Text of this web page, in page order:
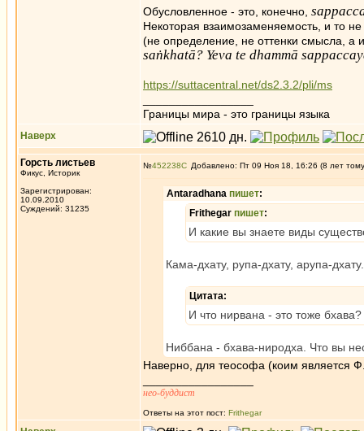
Обусловленное - это, конечно,
Некоторая взаимозаменяемость, и то
(не определение, не оттенки смысла, а
saṅkhatā? Yeva te dhammā
https://suttacentral.net/ds2.3.2/pli/ms
Границы мира - это границы языка
Наверх
Горсть листьев
Фикус, Историк
Зарегистрирован:
10.09.2010
Суждений: 31235
№452238 Добавлено: Пт 09 Ноя 18, 16:26 (8 лет
Antaradhana пишет:
Frithegar пишет:
И какие вы знаете виды
Кама-дхату, рупа-дхату, арупа-дхату.
Цитата:
И что нирвана - это тоже
Ниббана - бхава-ниродха. Что вы
Наверно, для теософа (коим является
нео-буддист
Ответы на этот пост: Frithegar